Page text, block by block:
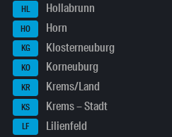
HL Hollabrunn
HO Horn
KG Klosterneuburg
KO Korneuburg
KR Krems/Land
KS Krems – Stadt
LF Lilienfeld